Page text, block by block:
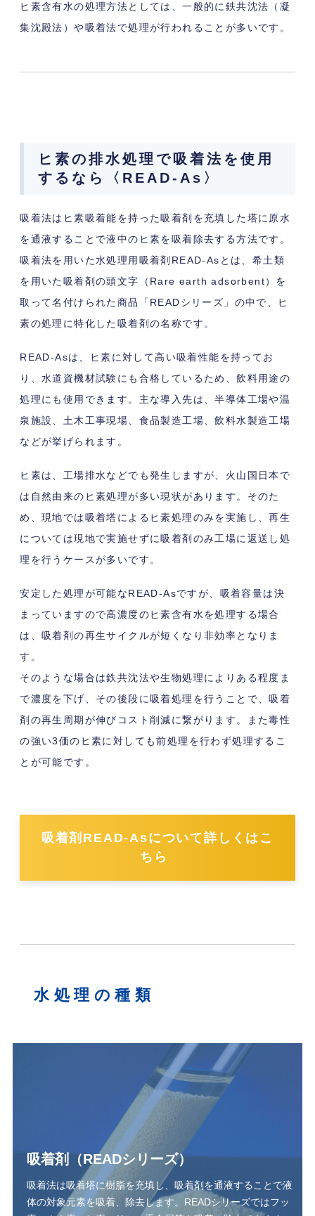
ヒ素含有水の処理方法としては、一般的に鉄共沈法（凝
集沈殿法）や吸着法で処理が行われることが多いです。
ヒ素の排水処理で吸着法を使用
するなら〈READ-As〉
吸着法はヒ素吸着能を持った吸着剤を充填した塔に原水
を通液することで液中のヒ素を吸着除去する方法です。
吸着法を用いた水処理用吸着剤READ-Asとは、希土類
を用いた吸着剤の頭文字（Rare earth adsorbent）を
取って名付けられた商品「READシリーズ」の中で、ヒ
素の処理に特化した吸着剤の名称です。
READ-Asは、ヒ素に対して高い吸着性能を持ってお
り、水道資機材試験にも合格しているため、飲料用途の
処理にも使用できます。主な導入先は、半導体工場や温
泉施設、土木工事現場、食品製造工場、飲料水製造工場
などが挙げられます。
ヒ素は、工場排水などでも発生しますが、火山国日本で
は自然由来のヒ素処理が多い現状があります。そのた
め、現地では吸着塔によるヒ素処理のみを実施し、再生
については現地で実施せずに吸着剤のみ工場に返送し処
理を行うケースが多いです。
安定した処理が可能なREAD-Asですが、吸着容量は決
まっていますので高濃度のヒ素含有水を処理する場合
は、吸着剤の再生サイクルが短くなり非効率となりま
す。
そのような場合は鉄共沈法や生物処理によりある程度ま
で濃度を下げ、その後段に吸着処理を行うことで、吸着
剤の再生周期が伸びコスト削減に繋がります。また毒性
の強い3価のヒ素に対しても前処理を行わず処理するこ
とが可能です。
吸着剤READ-Asについて詳しくはこ
ちら
水処理の種類
吸着剤（READシリーズ）
吸着法は吸着塔に樹脂を充填し、吸着剤を通液することで液
体の対象元素を吸着、除去します。READシリーズではフッ